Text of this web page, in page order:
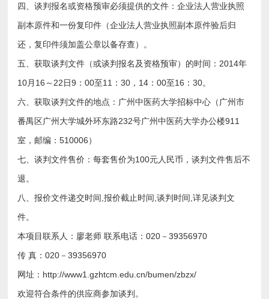
四、谈判报名或资格预审必须提供的文件：企业法人营业执照
副本原件和一份复印件（企业法人营业执照副本原件验后归
还，复印件须加盖公章以备存查）。
五、获取谈判文件（或谈判报名及资格预审）的时间：2014年
10月16～22日9：00至11：30，14：00至16：30。
六、获取谈判文件的地点：广州中医药大学招标中心（广州市
番禺区广州大学城外环东路232号广州中医药大学办公楼911
室，邮编：510006）
七、谈判文件售价：每套售价为100元人民币，谈判文件售后不
退。
八、报价文件递交时间,报价截止时间,谈判时间,详见谈判文
件。
本项目联系人：廖老师 联系电话：020－39356970
传 真：020－39356970
网址：http://www1.gzhtcm.edu.cn/bumen/zbzx/
欢迎符合条件的供应商参加谈判。